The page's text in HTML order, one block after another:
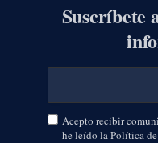
Suscríbete
Acepto recibir
he leído la Política